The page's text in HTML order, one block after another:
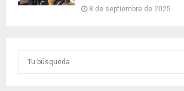
8 de septiembre de 2025